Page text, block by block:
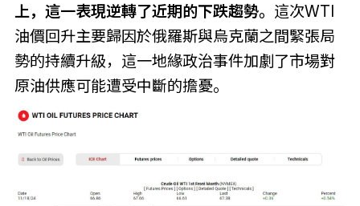
上，這一表現逆轉了近期的下跌趨勢。 這次WTI
油價回升主要歸因於俄羅斯與烏克蘭之間緊張局
勢的持續升級，這一地緣政治事件加劇了市場對
原油供應可能遭受中斷的擔憂。